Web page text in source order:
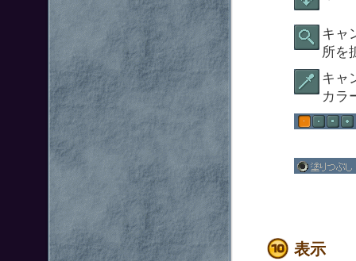
キャ
所を
キャ
カラ
表示